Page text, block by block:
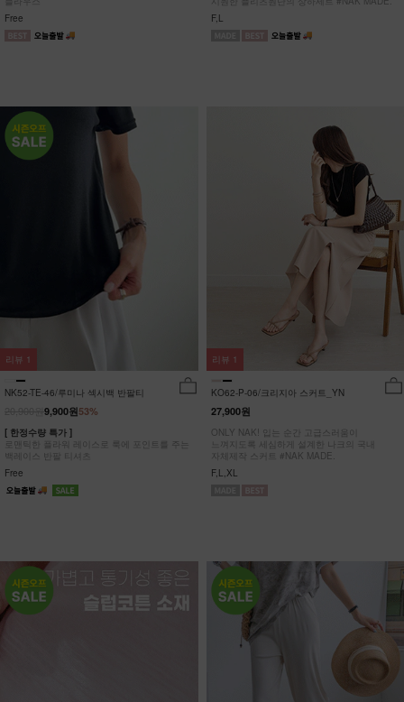
Free
F,L
NK52-TE-46/루미나 섹시백 반팔티
53%
9,900원
[ 한정수량 특가 ]
로맨틱한 플라워 레이스로 룩에 포인트를 주는
백레이스 반팔 티셔츠
Free
리뷰 1
KO62-P-06/크리지아 스커트_YN
27,900원
ONLY NAK! 입는 순간 고급스러움이
느껴지도록 세심하게 설계한 나크의 국내
자체제작 스커트 #NAK MADE.
F,L,XL
리뷰 1